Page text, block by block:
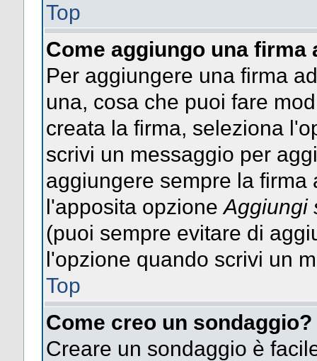
Top
Come aggiungo una firma
Per aggiungere una firma
una, cosa che puoi fare
creata la firma, seleziona
scrivi un messaggio per
aggiungere sempre la
l'apposita opzioneAggiungi
(puoi sempre evitare di
l'opzione quando scrivi un
Top
Come creo un sondaggio?
Creare un sondaggio è